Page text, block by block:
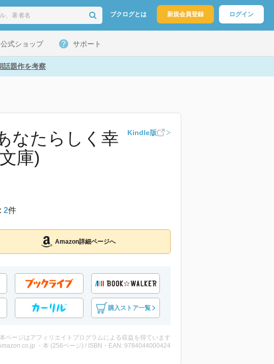
ブクログとは 新規会員登録 ログイン
公式ショップ サポート
話題作を考察
なたらしく幸
庫)
Kindle版
2件
Amazon詳細ページへ
購入ストア一覧
本ページはアフィリエイトプログラムによる収益を得ています
・本 (256ページ) / ISBN・EAN: 9784044000424